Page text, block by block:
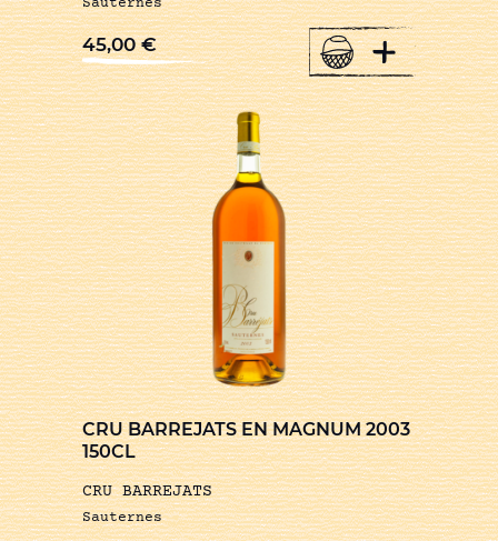
45,00€ +
CRU BARREJATS EN MAGNUM 2003
150CL
CRU BARREJATS
Sauternes